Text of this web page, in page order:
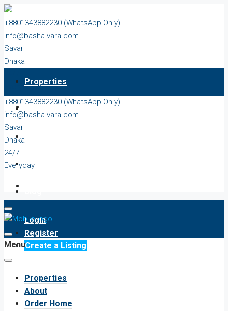
+8801343882230 (WhatsApp Only)
info@basha-vara.com
Savar
Dhaka
EverydayProperties
About
Start Earning
Login
Register
Create a Listing
+8801343882230 (WhatsApp Only)
info@basha-vara.com
Savar
Dhaka
24/7
Everyday
Menu
Properties
About
Order Home